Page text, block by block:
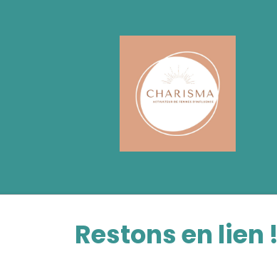
Restons en lien !